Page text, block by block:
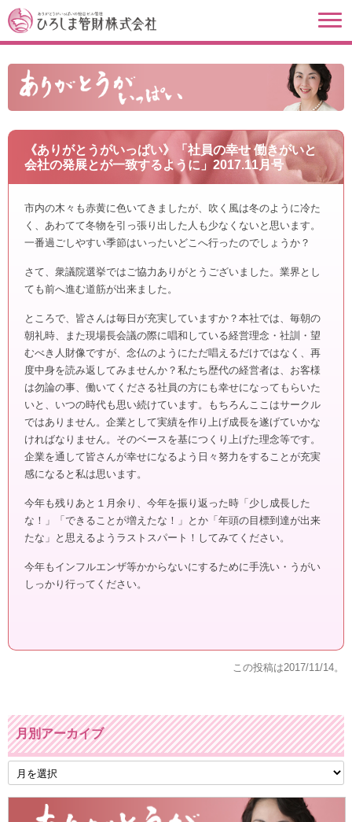
《ありがとうがいっぱい》「社員の幸せ 働きがいと
会社の発展とが一致するように」2017.11月号
市内の木々も赤黄に色いてきましたが、吹く風は冬のように冷た
く、あわてて冬物を引っ張り出した人も少なくないと思います。
一番過ごしやすい季節はいったいどこへ行ったのでしょうか？
さて、衆議院選挙ではご協力ありがとうございました。業界とし
ても前へ進む道筋が出来ました。
ところで、皆さんは毎日が充実していますか？本社では、毎朝の
朝礼時、また現場長会議の際に唱和している経営理念・社訓・望
むべき人財像ですが、念仏のようにただ唱えるだけではなく、再
度中身を読み返してみませんか？私たち歴代の経営者は、お客様
は勿論の事、働いてくださる社員の方にも幸せになってもらいた
いと、いつの時代も思い続けています。もちろんここはサークル
ではありません。企業として実績を作り上げ成長を遂げていかな
ければなりません。そのベースを基につくり上げた理念等です。
企業を通して皆さんが幸せになるよう日々努力をすることが充実
感になると私は思います。
今年も残りあと１月余り、今年を振り返った時「少し成長した
な！」「できることが増えたな！」とか「年頭の目標到達が出来
たな」と思えるようラストスパート！してみてください。
今年もインフルエンザ等かからないにするために手洗い・うがい
しっかり行ってください。
この投稿は2017/11/14。
月別アーカイブ